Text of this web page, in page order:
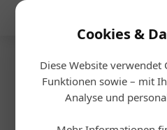
Cookies &
Diese Website verwendet
Funktionen sowie – mit
Analyse und
Startseite/
ÖHV-
Osterurlaub: